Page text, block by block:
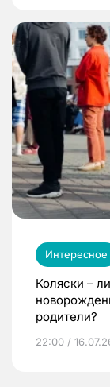
Интересное
Коляски –
родители?
22:00 /